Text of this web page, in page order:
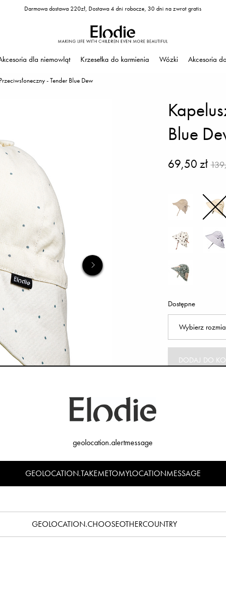
Darmowa dostawa 220zł, Dostawa 4 dni robocze, 30 dni na zwrot gratis
dla niemowląt Krzesełka do karmienia Wózki Akcesoria
- Tender Blue Dew
Blue
69,50 zł
Dostępne
DODAJ DO
Specyfikacja
geolocation.alertmessage
GEOLOCATION.TAKEMETOMYLOCATIONMESSAGE
GEOLOCATION.CHOOSEOTHERCOUNTRY